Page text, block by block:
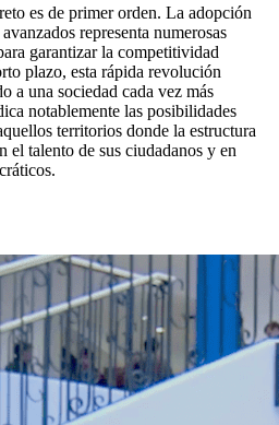
es de primer orden. La adopción
representa numerosas
garantizar la competitividad
plazo, esta rápida revolución
a una sociedad cada vez más
notablemente las posibilidades
territorios donde la estructura
el talento de sus ciudadanos y en